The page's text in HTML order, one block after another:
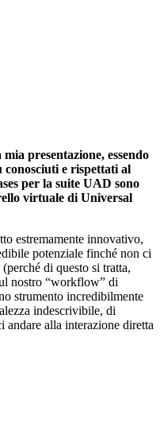
presentazione, essendo
e rispettati al
per la suite UAD sono
virtuale di Universal
estremamente innovativo,
potenziale finché non ci
di questo si tratta,
nostro “workflow” di
strumento incredibilmente
indescrivibile, di
andare alla interazione diretta